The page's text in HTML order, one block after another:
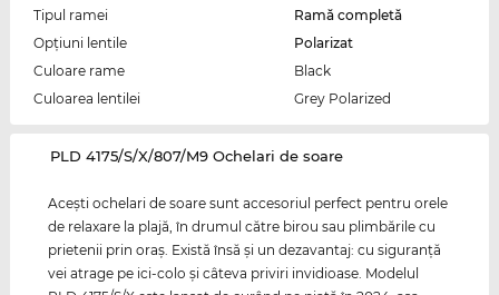
Tipul ramei
Ramă completă
Opțiuni lentile
Polarizat
Culoare rame
Black
Culoarea lentilei
Grey Polarized
‌PLD 4175/S/X/807/M9 Ochelari de soare
Aceşti ochelari de soare sunt accesoriul perfect pentru orele
de relaxare la plajă, în drumul către birou sau plimbările cu
prietenii prin oraş. Există însă şi un dezavantaj: cu siguranţă
vei atrage pe ici-colo şi câteva priviri invidioase. Modelul